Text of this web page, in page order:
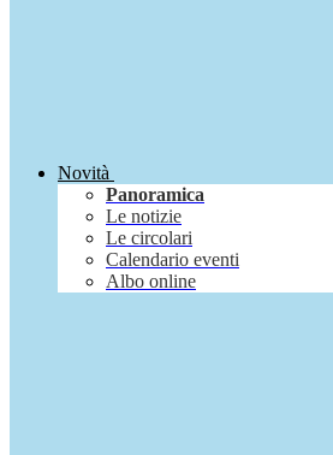
Novità
Panoramica
Le notizie
Le circolari
Calendario eventi
Albo online